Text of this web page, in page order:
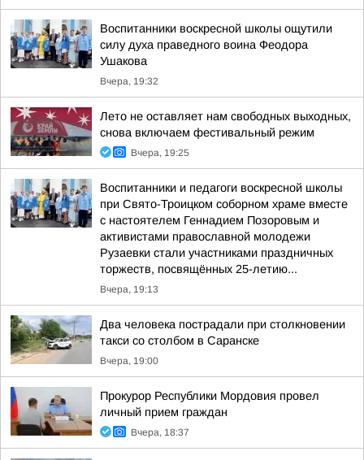
Воспитанники воскресной школы ощутили
силу духа праведного воина Феодора
Ушакова
Вчера, 19:32
Лето не оставляет нам свободных выходных,
снова включаем фестивальный режим
Вчера, 19:25
Воспитанники и педагоги воскресной школы
при Свято-Троицком соборном храме вместе
с настоятелем Геннадием Позоровым и
активистами православной молодежи
Рузаевки стали участниками праздничных
торжеств, посвящённых 25-летию...
Вчера, 19:13
Два человека пострадали при столкновении
такси со столбом в Саранске
Вчера, 19:00
Прокурор Республики Мордовия провел
личный прием граждан
Вчера, 18:37